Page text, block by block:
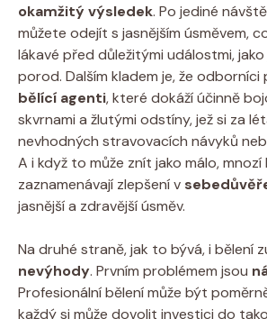
okamžitý výsledek. Po jediné
můžete odejít s jasnějším úsměvem,
lákavé před důležitými událostmi,
porod. Dalším kladem je, že odborníci
bělící agenti, které dokáží účinně
skvrnami a žlutými odstíny, jež si za
nevhodných stravovacích návyků
A i když to může znít jako málo, mnozí
zaznamenávají zlepšení v
jasnější a zdravější úsměv.
Na druhé straně, jak to bývá, i bělení
nevýhody. Prvním problémem jsou
Profesionální bělení může být
každý si může dovolit investici do